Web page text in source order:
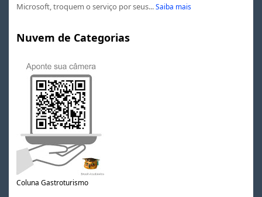
Microsoft, troquem o serviço por seus... Saiba mais
Nuvem de Categorias
Coluna Gastroturismo